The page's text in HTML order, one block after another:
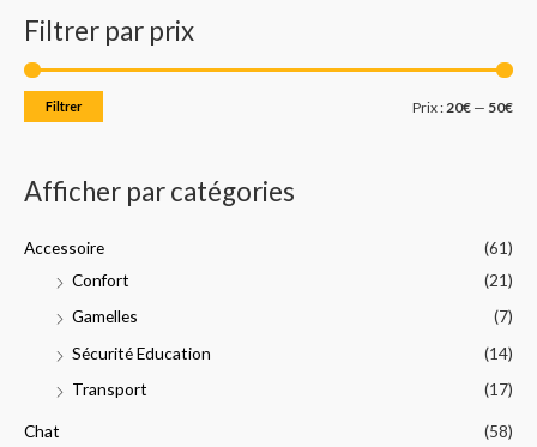
h
e
r
c
e
o
Filtrer par prix
m
i
m
a
Filtrer Prix :20€ — 50€
Afficher par catégories
Accessoire
(61)
Confort
(21)
Gamelles
(7)
Sécurité Education
(14)
Transport
(17)
Chat
(58)